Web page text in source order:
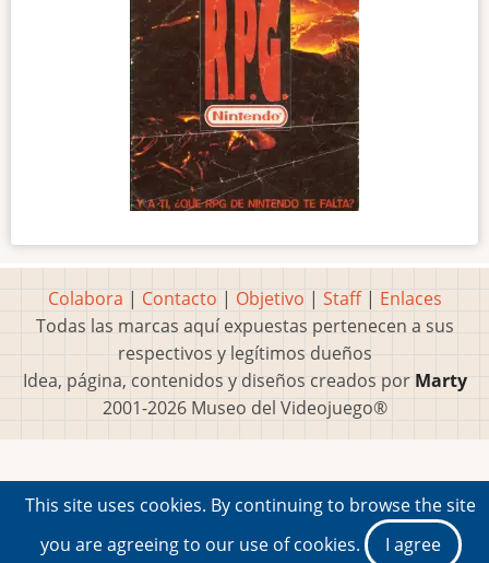
Colabora | Contacto | Objetivo | Staff| Enlaces
Todas las marcas aquí expuestas pertenecen a sus
respectivos y legítimos dueños
Idea, página, contenidos y diseños creados por Marty
2001-2026 Museo del Videojuego®
This site uses cookies. By continuing to browse the site
you are agreeing to our use of cookies.
I agree